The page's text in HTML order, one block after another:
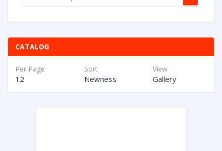
CATALOG
View
Gallery
Sort
Newness
Per Page
12